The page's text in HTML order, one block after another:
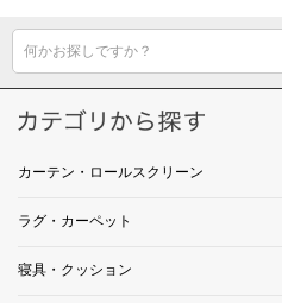
何かお探しですか？
カーテン・ロールスクリーン
ラグ・カーペット
寝具・クッション